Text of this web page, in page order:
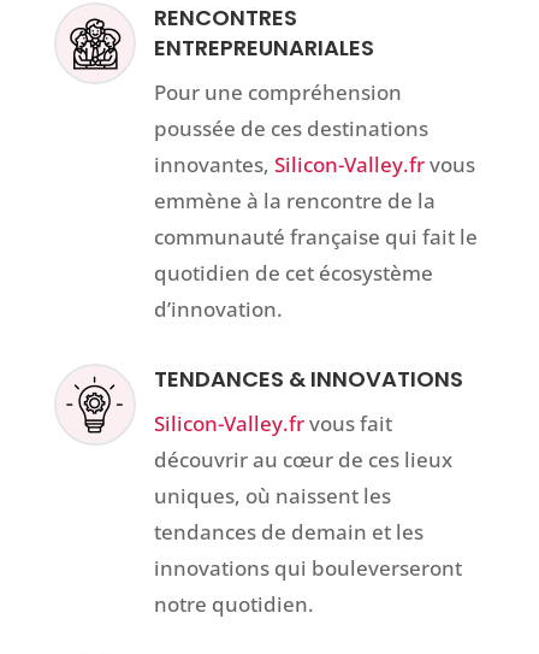
RENCONTRES
ENTREPREUNARIALES
Pour une compréhension
poussée de ces destinations
innovantes, Silicon-Valley.frvous
emmène à la rencontre de la
communauté française qui fait le
quotidien de cet écosystème
d’innovation.
TENDANCES & INNOVATIONS
Silicon-Valley.frvous fait
découvrir au cœur de ces lieux
uniques, où naissent les
tendances de demain et les
innovations qui bouleverseront
notre quotidien.